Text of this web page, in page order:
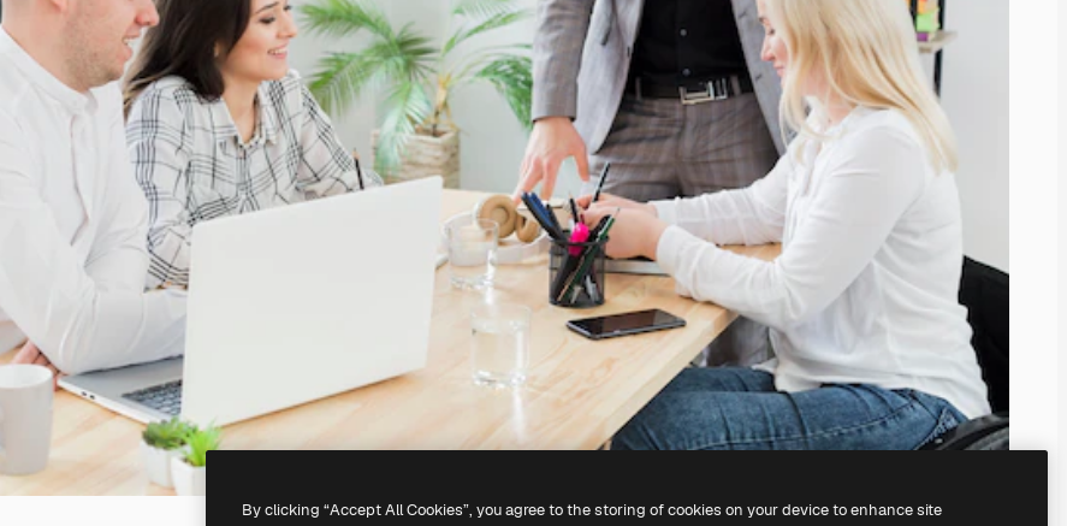
By clicking “Accept All Cookies”, you agree to the storing of cookies on your device to enhance site